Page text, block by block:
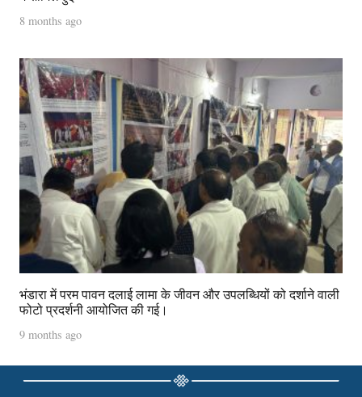
8 months ago
भंडारा में परम पावन दलाई लामा के जीवन और उपलब्धियों को दर्शाने वाली
फोटो प्रदर्शनी आयोजित की गई।
9 months ago